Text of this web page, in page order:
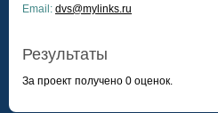
Email: dvs@mylinks.ru
Результаты
За проект получено 0 оценок.